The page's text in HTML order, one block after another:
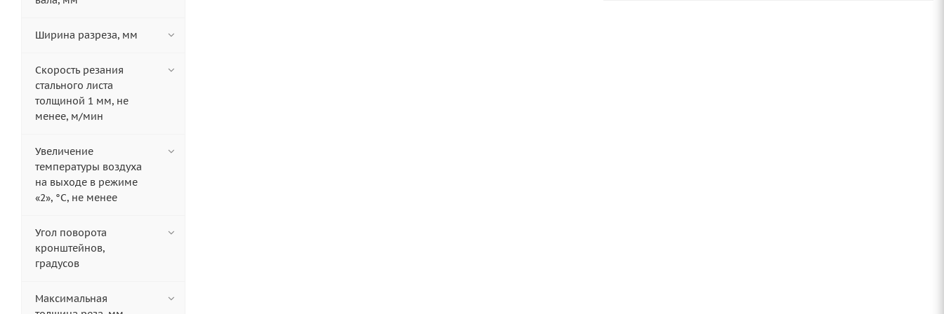
Ширина разреза, мм
Скорость резания
стального листа
толщиной 1 мм, не
менее, м/мин
Увеличение
температуры воздуха
на выходе в режиме
«2», °С, не менее
Угол поворота
кронштейнов,
градусов
Максимальная